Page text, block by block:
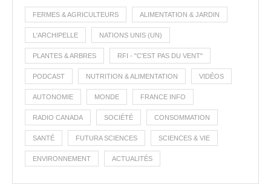
FERMES & AGRICULTEURS ALIMENTATION & JARDIN
L'ARCHIPELLE NATIONS UNIS (UN)
PLANTES & ARBRES RFI - "C'EST PAS DU VENT"
PODCAST NUTRITION & ALIMENTATION VIDÉOS
AUTONOMIE MONDE FRANCE INFO
RADIO CANADA SOCIÉTÉ CONSOMMATION
SANTÉ FUTURA SCIENCES SCIENCES & VIE
ENVIRONNEMENT ACTUALITÉS